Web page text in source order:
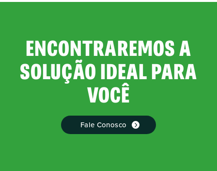
ENCONTRAREMOS A
SOLUÇÃO IDEAL PARA
VOCÊ
Fale Conosco